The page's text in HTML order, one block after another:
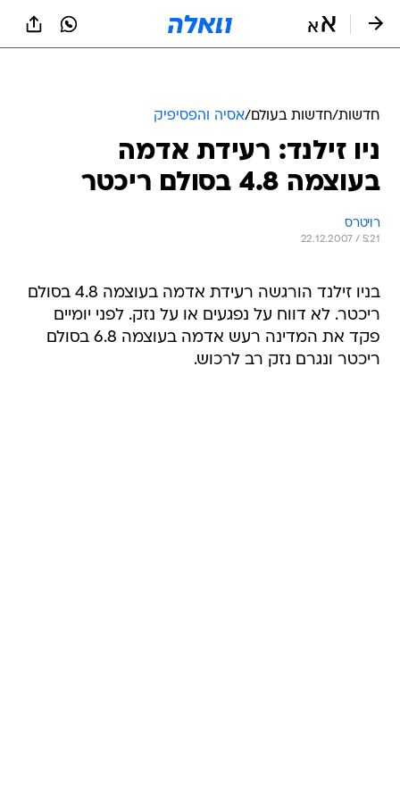
חדשות/חדשות בעולם/אסיה והפסיפיק
ניו זילנד: רעידת אדמה
בעוצמה 4.8 בסולם ריכטר
רויטרס
22.12.2007 / 5:21
בניו זילנד הורגשה רעידת אדמה בעוצמה 4.8 בסולם
ריכטר. לא דווח על נפגעים או על נזק. לפני יומיים
פקד את המדינה רעש אדמה בעוצמה 6.8 בסולם
ריכטר ונגרם נזק רב לרכוש.